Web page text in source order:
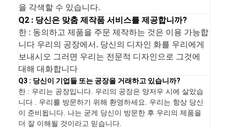
을 각색할 수 있습니다.
Q2 : 당신은 맞춤 제작품 서비스를 제공합니까?
한 : 동의하고 제품을 주문 제작하는 것은 이용 가능합
니다 우리의 공장에서. 당신의 디자인 화를 우리에게
보내시오 그러면 우리는 전문적 디자인으로 그것에
대해 대화합니다
Q3 : 당신이 기업들 또는 공장을 거래하고 있습니까?
한 : 우리는 공장입니다. 우리의 공장은 양저우 시에 살았습
니다 . 우리를 방문하기 위해 환영하세요. 우리는 항상 당신
이 준비됩니다. 나는 굳게 당신이 방문한 후 우리의 제품을
더 잘 이해될 것이라고 믿습니다.